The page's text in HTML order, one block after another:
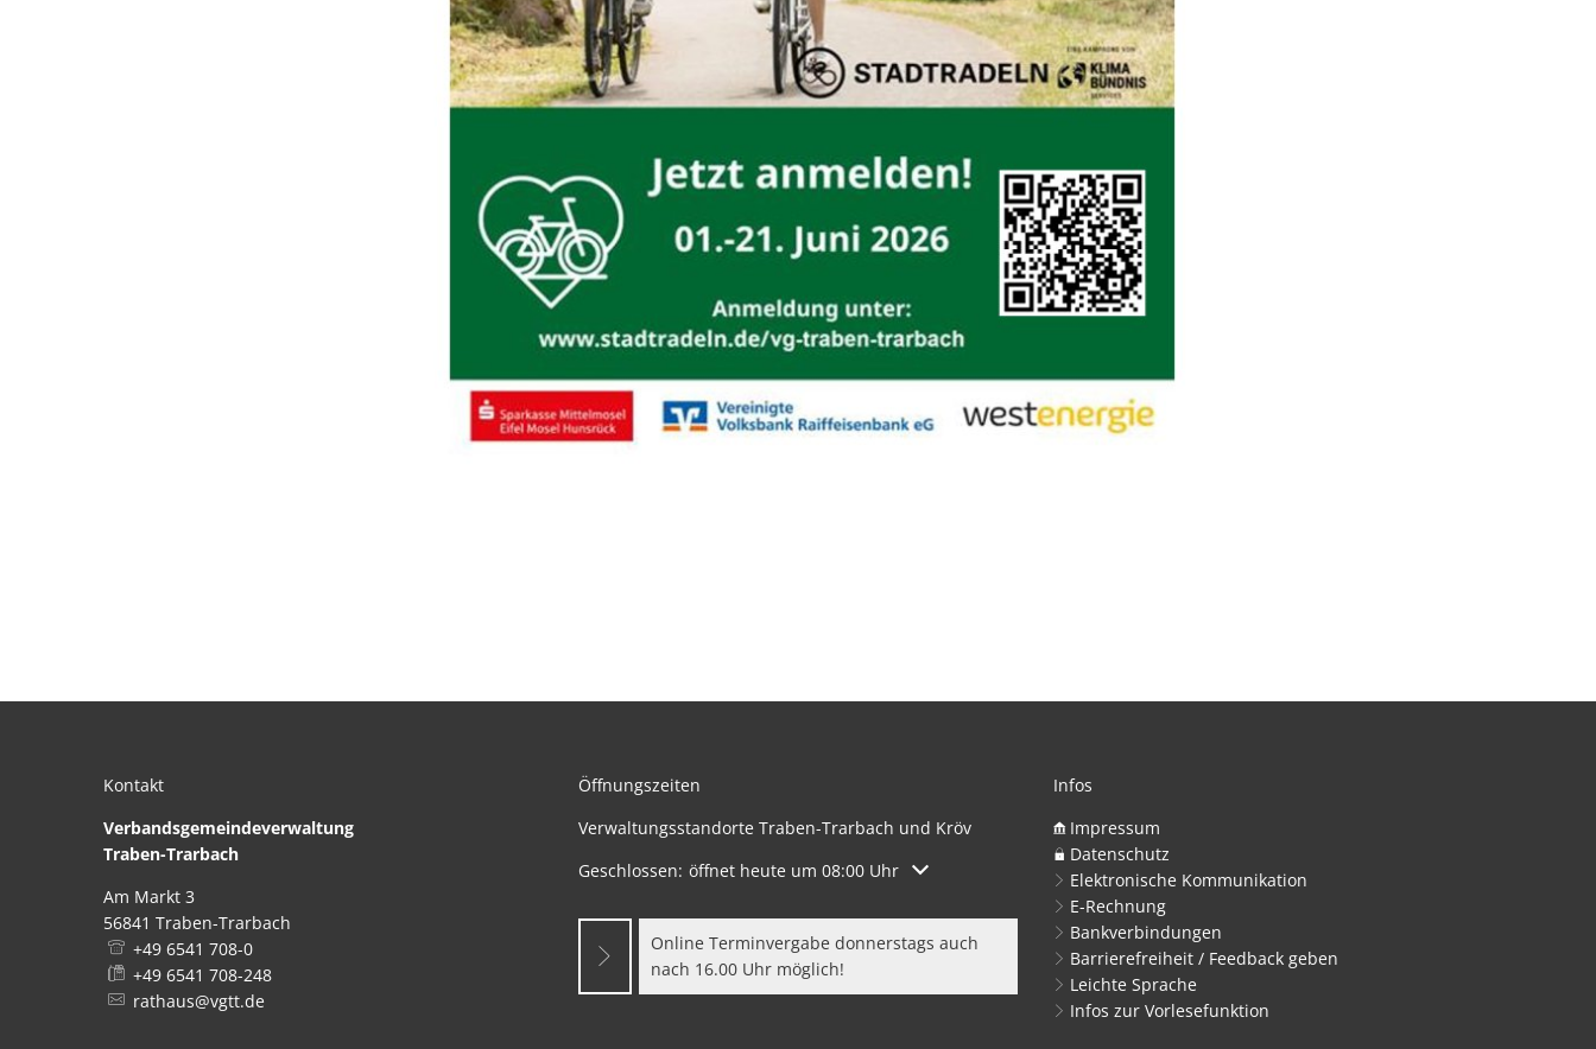
Kontakt
Verbandsgemeindeverwaltung
Traben-Trarbach
Am Markt 3
56841 Traben-Trarbach
+49 6541 708-0
+49 6541 708-248
rathaus@vgtt.de
Öffnungszeiten
Verwaltungsstandorte Traben-Trarbach und Kröv
Klicken, um weitere Öffnungs- oder Schließzeiten auszublenden
Geschlossen: öffnet heute um 08:00 Uhr
Online Terminvergabe donnerstags auch
nach 16.00 Uhr möglich!
Infos
Impressum
Datenschutz
Elektronische Kommunikation
E-Rechnung
Bankverbindungen
Barrierefreiheit / Feedback geben
Leichte Sprache
Infos zur Vorlesefunktion